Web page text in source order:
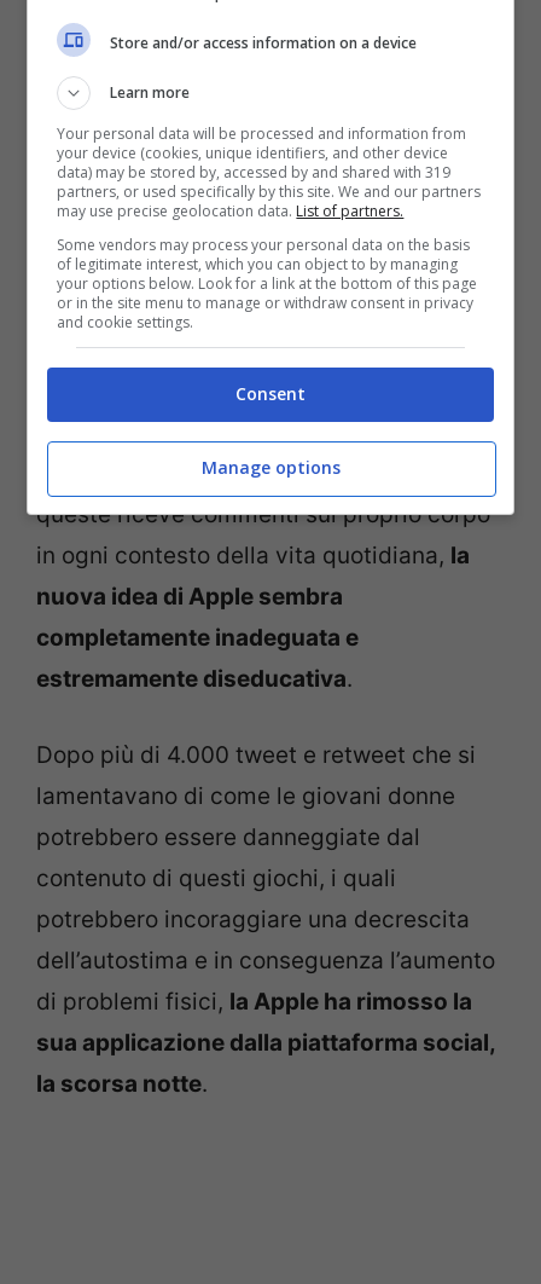
In un mondo in cuil’87% delle ragazze, di
età compresa tra 11 e 21 anni, viene
, in un mondo in cui il 60% di
queste riceve commenti sul proprio corpo
in ogni contesto della vita quotidiana, la
nuova idea di Apple sembra
completamente inadeguata e
estremamente diseducativa.
Dopo più di 4.000 tweet e retweet che si
lamentavano di come le giovani donne
potrebbero essere danneggiate dal
contenuto di questi giochi, i quali
potrebbero incoraggiare una decrescita
dell’autostima e in conseguenza l’aumento
di problemi fisici, la Apple ha rimosso la
sua applicazione dalla piattaforma social,
la scorsa notte.
Store and/or access information on a device
Learn more
Your personal data will be processed and information from
your device (cookies, unique identifiers, and other device
data) may be stored by, accessed by and shared with 319
partners, or used specifically by this site. We and our partners
may use precise geolocation data. List of partners.
Some vendors may process your personal data on the basis
of legitimate interest, which you can object to by managing
your options below. Look for a link at the bottom of this page
or in the site menu to manage or withdraw consent in privacy
and cookie settings.
Consent
Manage options